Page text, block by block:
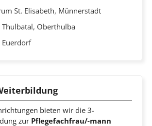
St. Elisabeth, Münnerstadt
Thulbatal, Oberthulba
Euerdorf
bieten wir die 3-
zur Pflegefachfrau/-mann